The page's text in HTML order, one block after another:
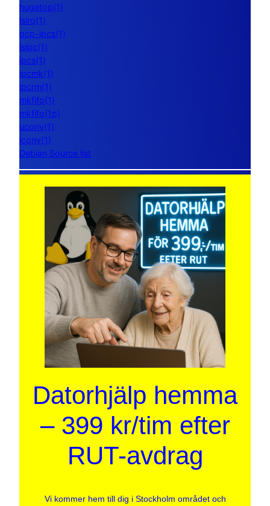
hugetop(1)
lsirq(1)
pcp-ipcs(1)
lsipc(1)
ipcs(1)
ipcmk(1)
ipcrm(1)
mkfifo(1)
mkfifo(1p)
uconv(1)
iconv(1)
Debian Source list
Datorhjälp hemma
– 399 kr/tim efter
RUT-avdrag
Vi kommer hem till dig i Stockholm området och